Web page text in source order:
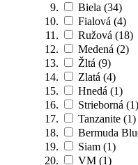
Biela (34)
Fialová (4)
Ružová (18)
Medená (2)
Žltá (9)
Zlatá (4)
Hnedá (1)
Strieborná (1)
Tanzanite (1)
Bermuda
Siam (1)
VM (1)